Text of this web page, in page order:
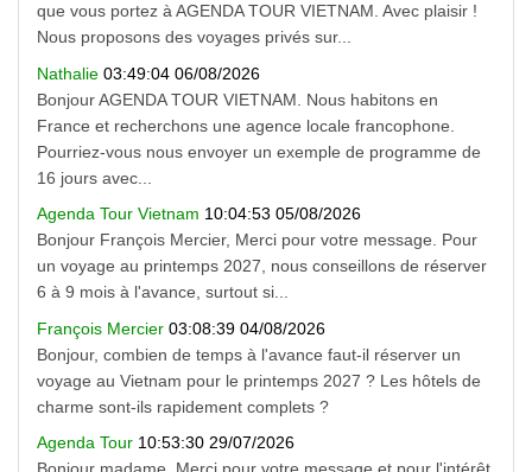
que vous portez à AGENDA TOUR VIETNAM. Avec plaisir !
Nous proposons des voyages privés sur...
Nathalie 03:49:04 06/08/2026
Bonjour AGENDA TOUR VIETNAM. Nous habitons en
France et recherchons une agence locale francophone.
Pourriez-vous nous envoyer un exemple de programme de
16 jours avec...
Agenda Tour Vietnam 10:04:53 05/08/2026
Bonjour François Mercier, Merci pour votre message. Pour
un voyage au printemps 2027, nous conseillons de réserver
6 à 9 mois à l'avance, surtout si...
François Mercier 03:08:39 04/08/2026
Bonjour, combien de temps à l'avance faut-il réserver un
voyage au Vietnam pour le printemps 2027 ? Les hôtels de
charme sont-ils rapidement complets ?
Agenda Tour 10:53:30 29/07/2026